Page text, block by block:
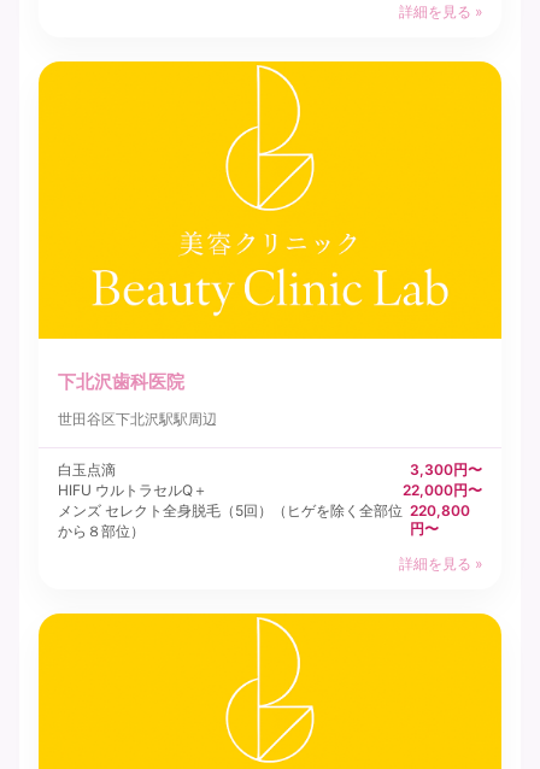
詳細を見る »
下北沢歯科医院
世田谷区下北沢駅駅周辺
白玉点滴
3,300円〜
HIFU ウルトラセルQ＋
22,000円〜
メンズ セレクト全身脱毛（5回）（ヒゲを除く全部位
から８部位）
220,800
円〜
詳細を見る »